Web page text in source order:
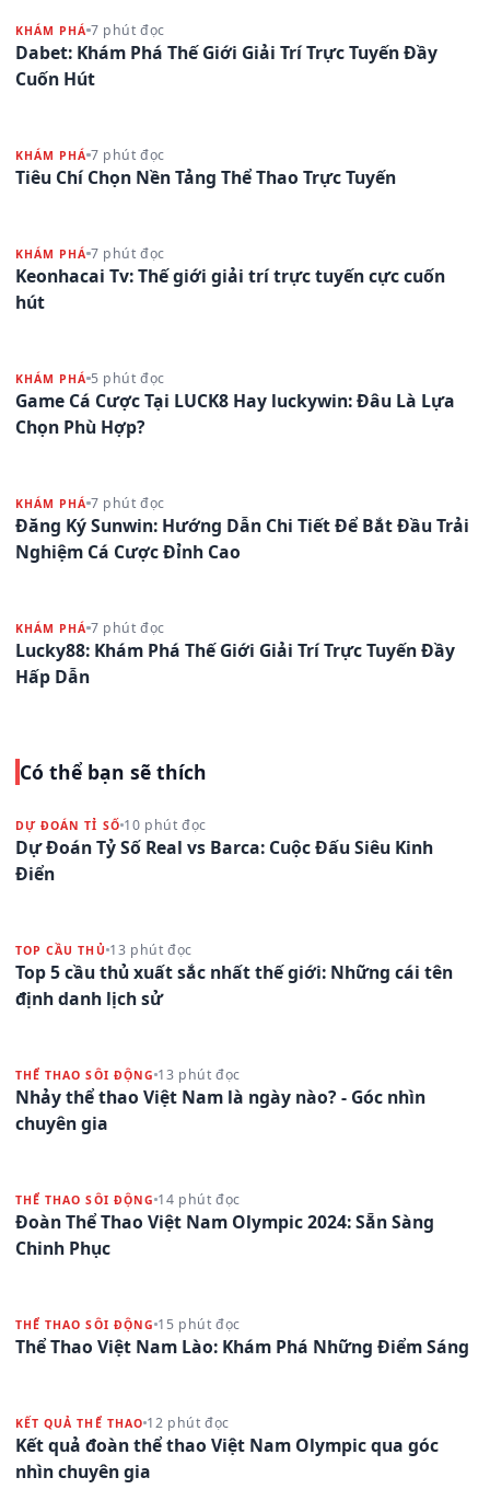
KHÁM PHÁ 7 phút đọc
Dabet: Khám Phá Thế Giới Giải Trí Trực Tuyến Đầy
Cuốn Hút
KHÁM PHÁ 7 phút đọc
Tiêu Chí Chọn Nền Tảng Thể Thao Trực Tuyến
KHÁM PHÁ 7 phút đọc
Keonhacai Tv: Thế giới giải trí trực tuyến cực cuốn
hút
KHÁM PHÁ 5 phút đọc
Game Cá Cược Tại LUCK8 Hay luckywin: Đâu Là Lựa
Chọn Phù Hợp?
KHÁM PHÁ 7 phút đọc
Đăng Ký Sunwin: Hướng Dẫn Chi Tiết Để Bắt Đầu Trải
Nghiệm Cá Cược Đỉnh Cao
KHÁM PHÁ 7 phút đọc
Lucky88: Khám Phá Thế Giới Giải Trí Trực Tuyến Đầy
Hấp Dẫn
Có thể bạn sẽ thích
DỰ ĐOÁN TỈ SỐ 10 phút đọc
Dự Đoán Tỷ Số Real vs Barca: Cuộc Đấu Siêu Kinh
Điển
TOP CẦU THỦ 13 phút đọc
Top 5 cầu thủ xuất sắc nhất thế giới: Những cái tên
định danh lịch sử
THỂ THAO SÔI ĐỘNG 13 phút đọc
Nhảy thể thao Việt Nam là ngày nào? - Góc nhìn
chuyên gia
THỂ THAO SÔI ĐỘNG 14 phút đọc
Đoàn Thể Thao Việt Nam Olympic 2024: Sẵn Sàng
Chinh Phục
THỂ THAO SÔI ĐỘNG 15 phút đọc
Thể Thao Việt Nam Lào: Khám Phá Những Điểm Sáng
KẾT QUẢ THỂ THAO 12 phút đọc
Kết quả đoàn thể thao Việt Nam Olympic qua góc
nhìn chuyên gia